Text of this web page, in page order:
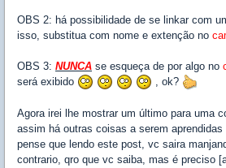
OBS 2: há possibilidade de se linkar com
isso, substitua com nome e extenção no
OBS 3: NUNCA se esqueça de por algo no
será exibido
, ok?
Agora irei lhe mostrar um último para uma
assim há outras coisas a serem
pense que lendo este post, vc saira
contrario, qro que vc saiba, mas é preciso